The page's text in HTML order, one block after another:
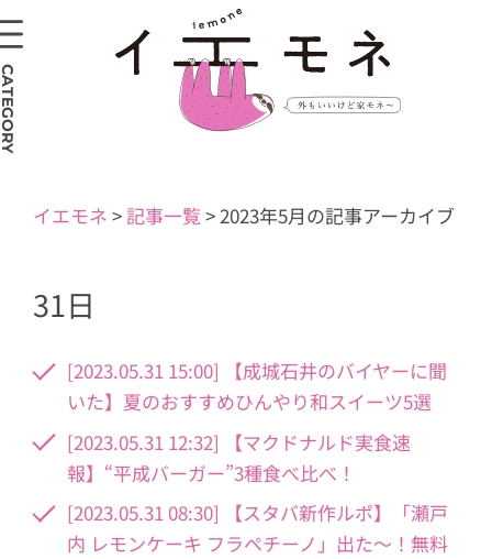
イエモネ >記事一覧>2023年5月の記事アーカイブ
31日
[2023.05.31 15:00] 【成城石井のバイヤーに聞
いた】夏のおすすめひんやり和スイーツ5選
[2023.05.31 12:32] 【マクドナルド実食速
報】“平成バーガー”3種食べ比べ！
[2023.05.31 08:30] 【スタバ新作ルポ】「瀬戸
内 レモンケーキ フラペチーノ」出た〜！無料